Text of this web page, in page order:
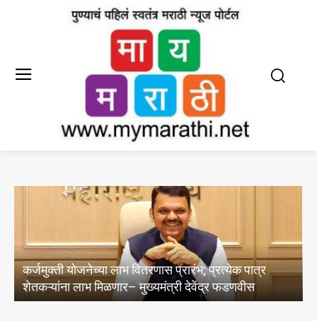
जिल्हा अल्पसंख्यांक कल्याण समिती सदस्य पदासाठी अर्ज
करण्याचे आवाहन